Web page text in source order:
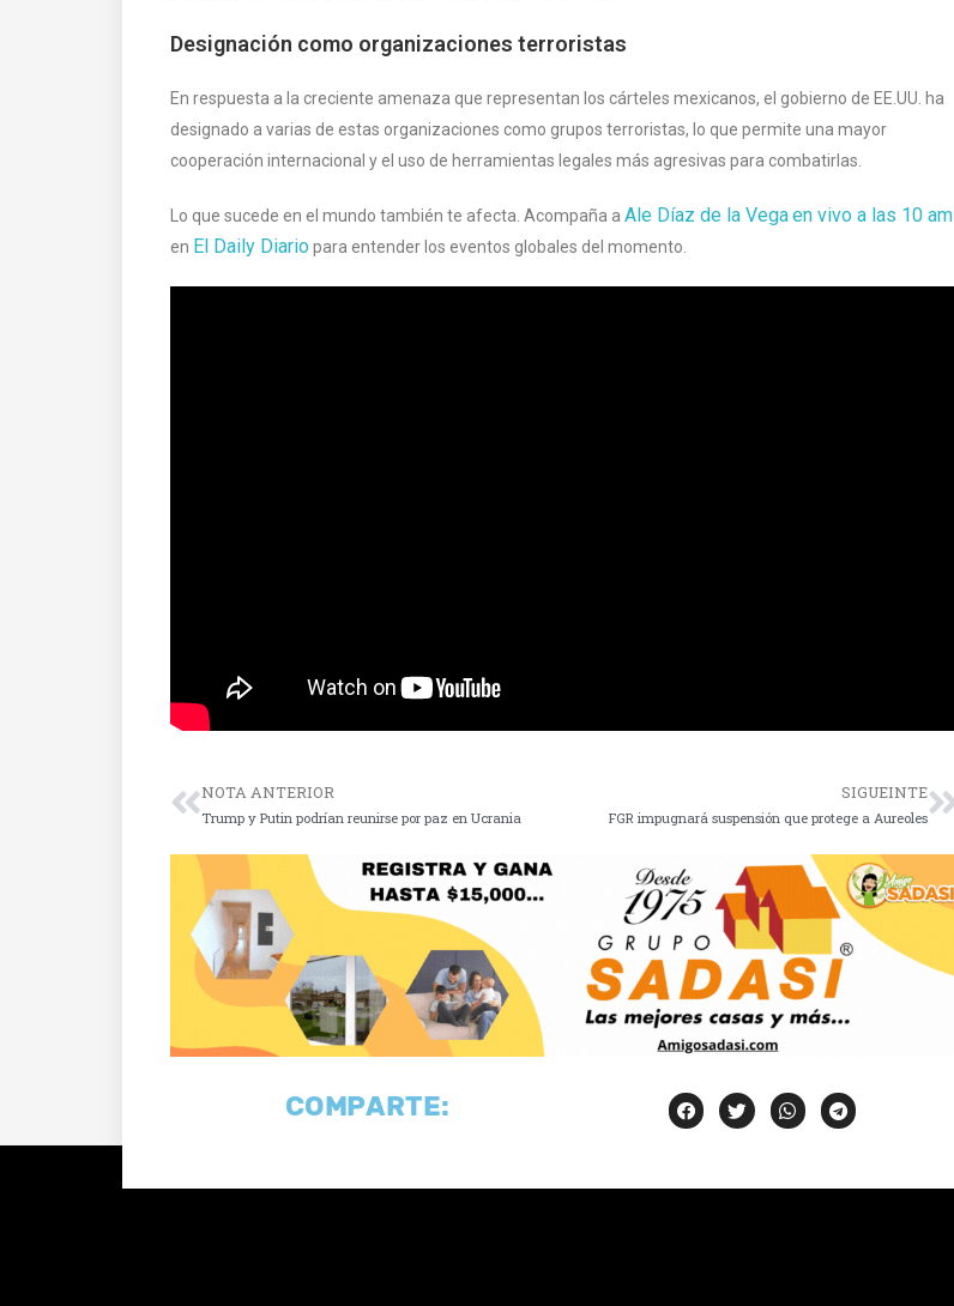
Designación como organizaciones terroristas
En respuesta a la creciente amenaza que representan los cárteles mexicanos, el gobierno de EE.UU. ha
designado a varias de estas organizaciones como grupos terroristas, lo que permite una mayor
cooperación internacional y el uso de herramientas legales más agresivas para combatirlas.
Lo que sucede en el mundo también te afecta. Acompaña a Ale Díaz de la Vegaen vivo a las 10 am
en El Daily Diariopara entender los eventos globales del momento.
NOTA ANTERIOR
Trump y Putin podrían reunirse por paz en Ucrania
SIGUEINTE
FGR impugnará suspensión que protege a Aureoles
COMPARTE: